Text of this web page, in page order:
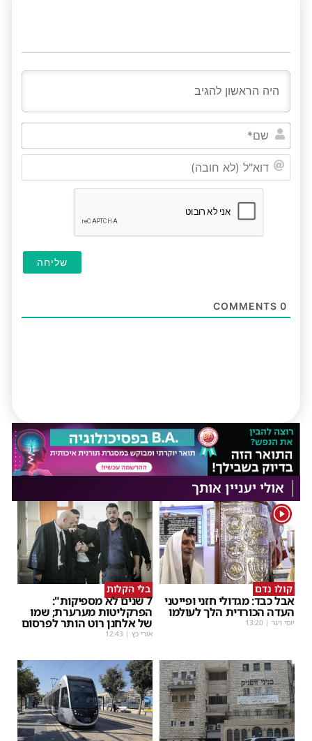
שם*
0
אולי יעניין אותך
1
קולו נדם
אבל כבד: מגדולי חזני ופייטני
העדה הכורדית הלך לעולמו
יוסי וינר |
13:20
בלי הקלות
7 שנים לא מספיקות":
הפרקליטות מערערת; שמו
של אלחנן רוט הותר לפרסום
אורי כץ |
12:43